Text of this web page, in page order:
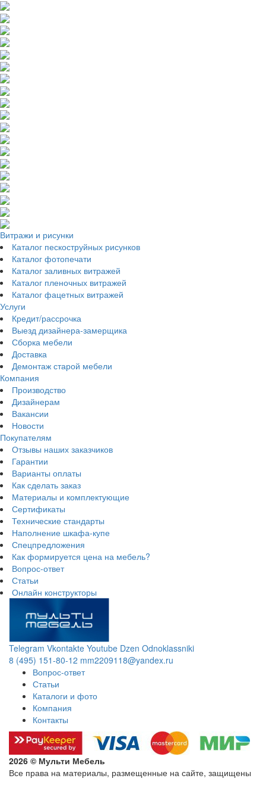
Витражи и рисунки
Каталог пескоструйных рисунков
Каталог фотопечати
Каталог заливных витражей
Каталог пленочных витражей
Каталог фацетных витражей
Услуги
Кредит/рассрочка
Выезд дизайнера-замерщика
Сборка мебели
Доставка
Демонтаж старой мебели
Компания
Производство
Дизайнерам
Вакансии
Новости
Покупателям
Отзывы наших заказчиков
Гарантии
Варианты оплаты
Как сделать заказ
Материалы и комплектующие
Сертификаты
Технические стандарты
Наполнение шкафа-купе
Спецпредложения
Как формируется цена на мебель?
Вопрос-ответ
Статьи
Онлайн конструкторы
Telegram Vkontakte Youtube Dzen Odnoklassniki
8 (495) 151-80-12 mm2209118@yandex.ru
Вопрос-ответ
Статьи
Каталоги и фото
Компания
Контакты
2026 © Мульти Мебель
Все права на материалы, размещенные на сайте, защищены